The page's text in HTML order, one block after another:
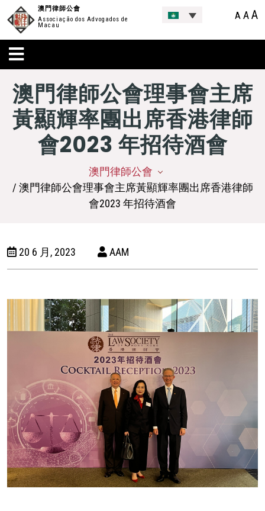
澳門律師公會
Associação dos Advogados de
Macau
A AA
澳門律師公會理事會主席
黃顯輝率團出席香港律師
會2023 年招待酒會
澳門律師公會
/ 澳門律師公會理事會主席黃顯輝率團出席香港律師
會2023 年招待酒會
20 6 月, 2023 AAM